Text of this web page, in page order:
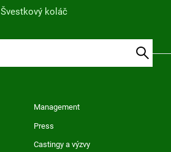
Švestkový koláč
Management
Press
Castingy a výzvy